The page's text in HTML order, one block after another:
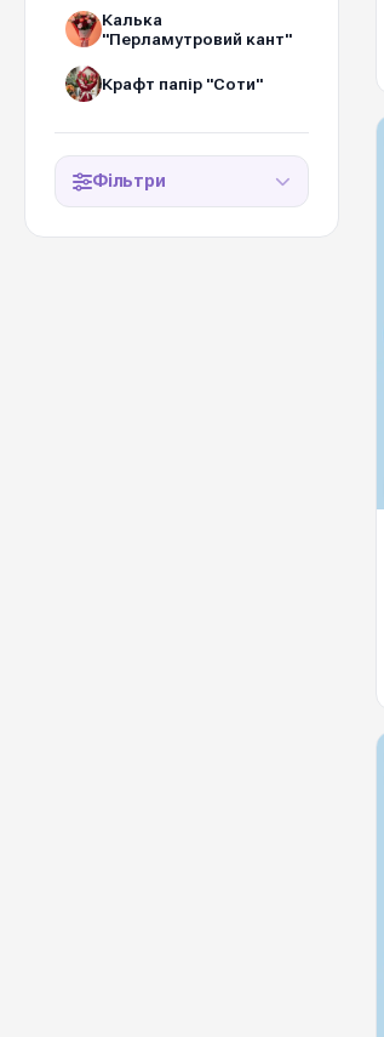
Калька
"Перламутровий кант"
Крафт папір "Соти"
Фільтри